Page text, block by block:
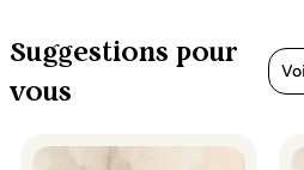
Suggestions pour
vous